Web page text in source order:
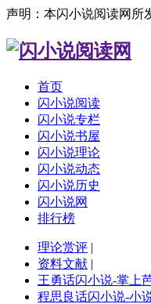
声明：本闪小说阅读网所
首页
闪小说阅读
闪小说专栏
闪小说书屋
闪小说理论
闪小说动态
闪小说历史
闪小说网
排行榜
理论赏评 |
资料文献 |
王勇话闪小说-掌上
程思良话闪小说-小